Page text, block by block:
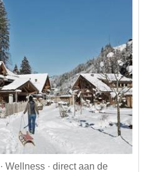
Wellness · direct aan de